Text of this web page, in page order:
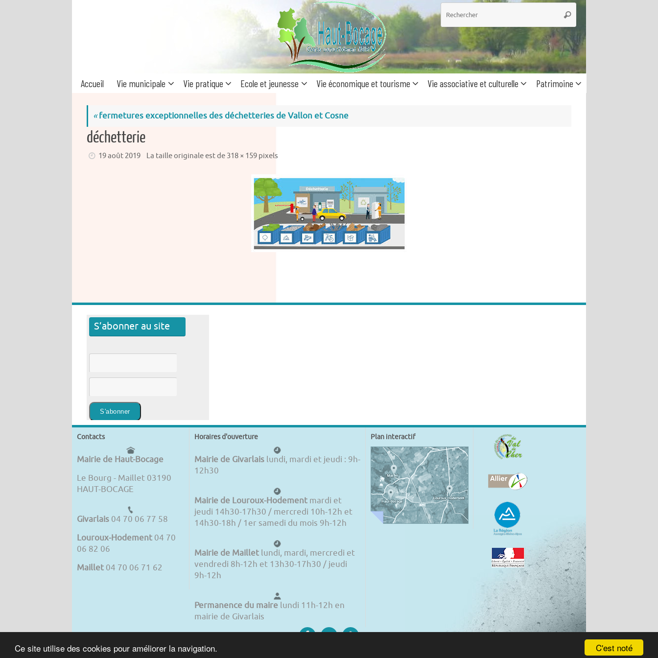
C'est noté
Ce site utilise des cookies pour améliorer la navigation.
Recherche
pour
Rechercher
Accueil Vie municipale Vie pratique Ecole et jeunesse Vie économique et tourisme Vie associative et culturelle Patrimoine
«fermetures exceptionnelles des déchetteries de Vallon et Cosne
déchetterie
19 août 2019 La taille originale est de 318 × 159 pixels
S’abonner au site
Contacts
Mairie de Haut-Bocage
Le Bourg - Maillet 03190
HAUT-BOCAGE
Givarlais 04 70 06 77 58
Louroux-Hodement 04 70
06 82 06
Maillet 04 70 06 71 62
Horaires d'ouverture
Mairie de Givarlais lundi, mardi et jeudi : 9h-
12h30
Mairie de Louroux-Hodement mardi et
jeudi 14h30-17h30 / mercredi 10h-12h et
14h30-18h / 1er samedi du mois 9h-12h
Mairie de Maillet lundi, mardi, mercredi et
vendredi 8h-12h et 13h30-17h30 / jeudi
9h-12h
Permanence du maire lundi 11h-12h en
mairie de Givarlais
Plan interactif